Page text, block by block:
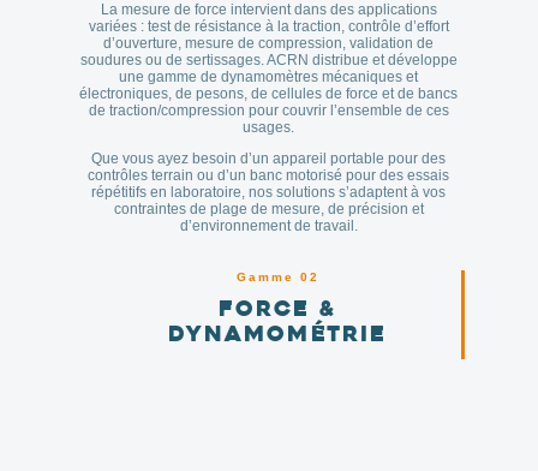
La mesure de force intervient dans des applications
variées : test de résistance à la traction, contrôle d’effort
d’ouverture, mesure de compression, validation de
soudures ou de sertissages. ACRN distribue et développe
une gamme de dynamomètres mécaniques et
électroniques, de pesons, de cellules de force et de bancs
de traction/compression pour couvrir l’ensemble de ces
usages.
Que vous ayez besoin d’un appareil portable pour des
contrôles terrain ou d’un banc motorisé pour des essais
répétitifs en laboratoire, nos solutions s’adaptent à vos
contraintes de plage de mesure, de précision et
d’environnement de travail.
Gamme 02
Force &
dynamométrie